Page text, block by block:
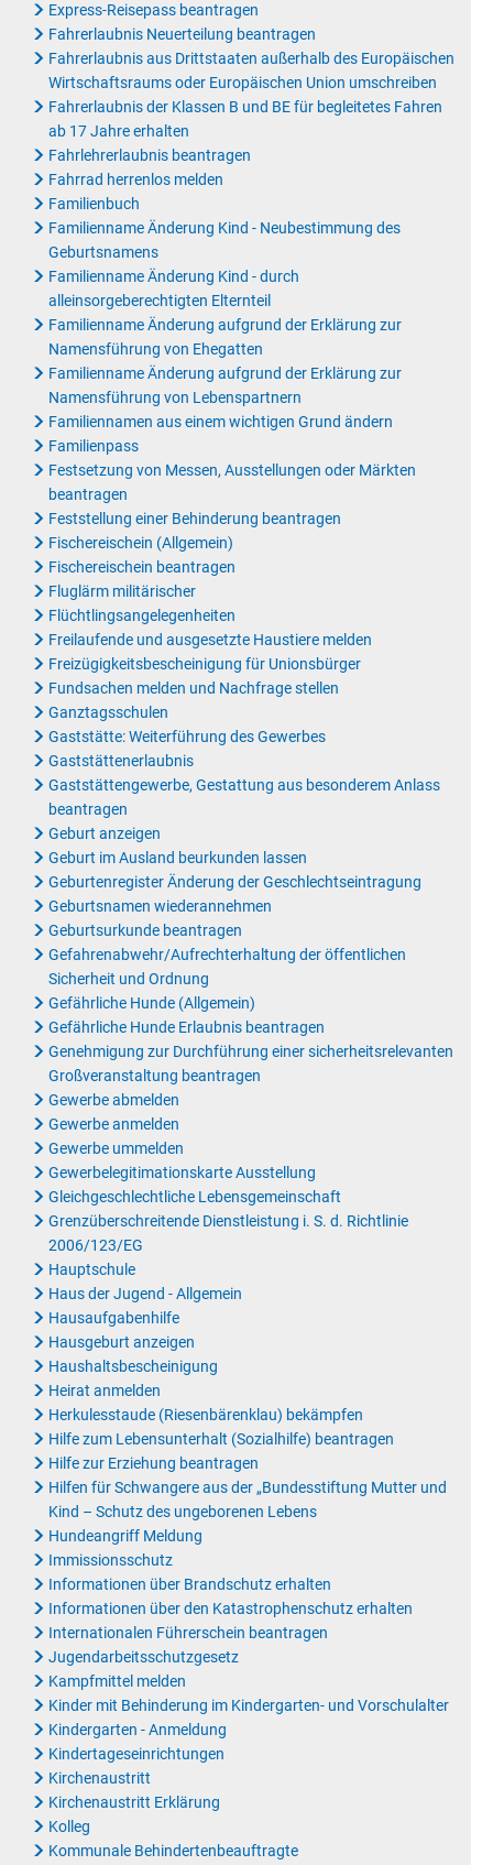
Express-Reisepass beantragen
Fahrerlaubnis Neuerteilung beantragen
Fahrerlaubnis aus Drittstaaten außerhalb des Europäischen
Wirtschaftsraums oder Europäischen Union umschreiben
Fahrerlaubnis der Klassen B und BE für begleitetes Fahren
ab 17 Jahre erhalten
Fahrlehrerlaubnis beantragen
Fahrrad herrenlos melden
Familienbuch
Familienname Änderung Kind - Neubestimmung des
Geburtsnamens
Familienname Änderung Kind - durch
alleinsorgeberechtigten Elternteil
Familienname Änderung aufgrund der Erklärung zur
Namensführung von Ehegatten
Familienname Änderung aufgrund der Erklärung zur
Namensführung von Lebenspartnern
Familiennamen aus einem wichtigen Grund ändern
Familienpass
Festsetzung von Messen, Ausstellungen oder Märkten
beantragen
Feststellung einer Behinderung beantragen
Fischereischein (Allgemein)
Fischereischein beantragen
Fluglärm militärischer
Flüchtlingsangelegenheiten
Freilaufende und ausgesetzte Haustiere melden
Freizügigkeitsbescheinigung für Unionsbürger
Fundsachen melden und Nachfrage stellen
Ganztagsschulen
Gaststätte: Weiterführung des Gewerbes
Gaststättenerlaubnis
Gaststättengewerbe, Gestattung aus besonderem Anlass
beantragen
Geburt anzeigen
Geburt im Ausland beurkunden lassen
Geburtenregister Änderung der Geschlechtseintragung
Geburtsnamen wiederannehmen
Geburtsurkunde beantragen
Gefahrenabwehr/Aufrechterhaltung der öffentlichen
Sicherheit und Ordnung
Gefährliche Hunde (Allgemein)
Gefährliche Hunde Erlaubnis beantragen
Genehmigung zur Durchführung einer sicherheitsrelevanten
Großveranstaltung beantragen
Gewerbe abmelden
Gewerbe anmelden
Gewerbe ummelden
Gewerbelegitimationskarte Ausstellung
Gleichgeschlechtliche Lebensgemeinschaft
Grenzüberschreitende Dienstleistung i. S. d. Richtlinie
2006/123/EG
Hauptschule
Haus der Jugend - Allgemein
Hausaufgabenhilfe
Hausgeburt anzeigen
Haushaltsbescheinigung
Heirat anmelden
Herkulesstaude (Riesenbärenklau) bekämpfen
Hilfe zum Lebensunterhalt (Sozialhilfe) beantragen
Hilfe zur Erziehung beantragen
Hilfen für Schwangere aus der „Bundesstiftung Mutter und
Kind – Schutz des ungeborenen Lebens
Hundeangriff Meldung
Immissionsschutz
Informationen über Brandschutz erhalten
Informationen über den Katastrophenschutz erhalten
Internationalen Führerschein beantragen
Jugendarbeitsschutzgesetz
Kampfmittel melden
Kinder mit Behinderung im Kindergarten- und Vorschulalter
Kindergarten - Anmeldung
Kindertageseinrichtungen
Kirchenaustritt
Kirchenaustritt Erklärung
Kolleg
Kommunale Behindertenbeauftragte